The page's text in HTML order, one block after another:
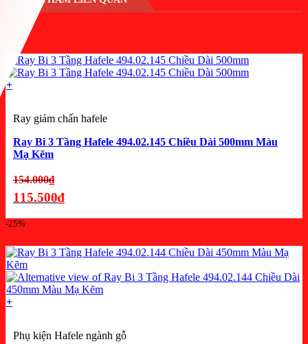
+
Ray giảm chấn hafele
Ray Bi 3 Tầng Hafele 494.02.145 Chiều Dài 500mm Màu
Mạ Kẽm
154.000₫Giá
gốc
115.500₫
tại
là:
115.500₫.
-25%
+
Phụ kiện Hafele ngành gỗ